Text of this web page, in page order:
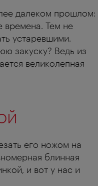
далеком прошлом:
времена. Тем не
устаревшими.
закуску? Ведь из
великолепная
его ножом на
блинная
и вот у нас и